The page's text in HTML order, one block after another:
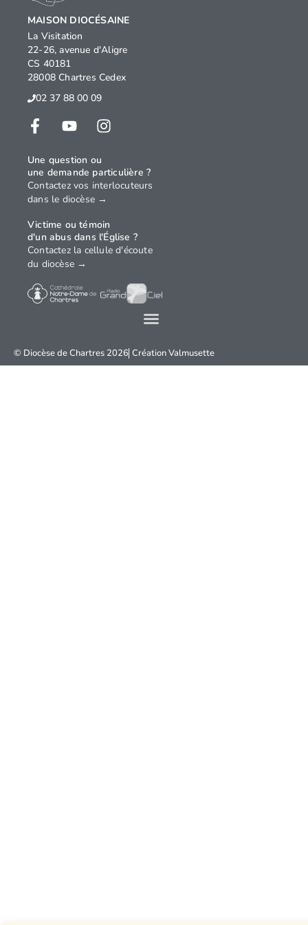
© Diocèse de Chartres 2026 CréationValmusette
MAISON DIOCÉSAINE
La Visitation
22-26, avenue d'Aligre
CS 40181
28008 Chartres Cedex
02 37 88 00 09
Une question ou
une demande particulière ?
Contactez vos interlocuteurs
dans le diocèse →
Victime ou témoin
d'un abus dans l'Église ?
Contactez la cellule d'écoute
du diocèse →